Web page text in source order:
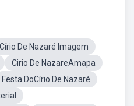
Círio De Nazaré Imagem
Cirio De NazareAmapa
Festa DoCírio De Nazaré